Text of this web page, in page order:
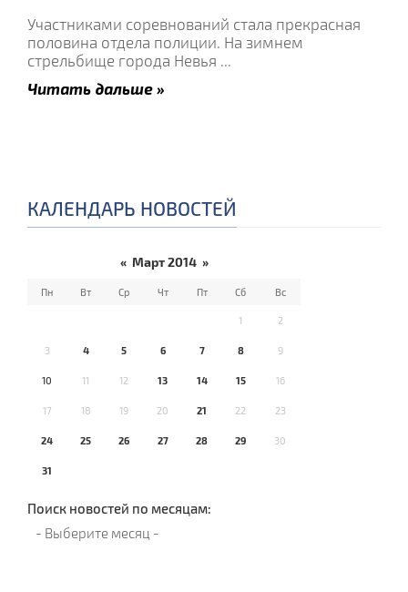
Участниками соревнований стала прекрасная
половина отдела полиции. На зимнем
стрельбище города Невья ...
Читать дальше »
КАЛЕНДАРЬ НОВОСТЕЙ
« Март 2014 »
Пн Вт Ср Чт Пт Сб Вс
1 2
3 4 5 6 7 8 9
10 11 12 13 14 15 16
17 18 19 20 21 22 23
24 25 26 27 28 29 30
31
Поиск новостей по месяцам: